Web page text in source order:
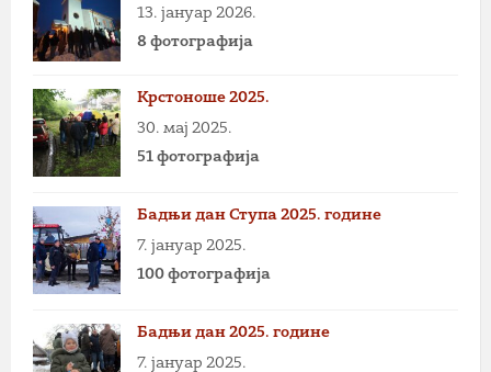
13. јануар 2026.
8 фотографија
Крстоноше 2025.
30. мај 2025.
51 фотографија
Бадњи дан Ступа 2025. године
7. јануар 2025.
100 фотографија
Бадњи дан 2025. године
7. јануар 2025.